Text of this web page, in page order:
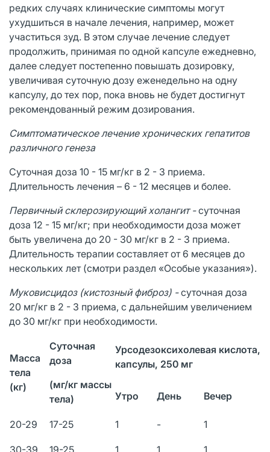
редких случаях клинические симптомы могут
ухудшиться в начале лечения, например, может
участиться зуд. В этом случае лечение следует
продолжить, принимая по одной капсуле ежедневно,
далее следует постепенно повышать дозировку,
увеличивая суточную дозу еженедельно на одну
капсулу, до тех пор, пока вновь не будет достигнут
рекомендованный режим дозирования.
Симптоматическое лечение хронических гепатитов
различного генеза
Суточная доза 10 - 15 мг/кг в 2 - 3 приема.
Длительность лечения – 6 - 12 месяцев и более.
Первичный склерозирующий холангит -cуточная
доза 12 - 15 мг/кг; при необходимости доза может
быть увеличена до 20 - 30 мг/кг в 2 - 3 приема.
Длительность терапии составляет от 6 месяцев до
нескольких лет (смотри раздел «Особые указания»).
Муковисцидоз (кистозный фиброз) -cуточная доза
20 мг/кг в 2 - 3 приема, с дальнейшим увеличением
до 30 мг/кг при необходимости.
Масса
тела
(кг)
Суточная
доза
(мг/кг массы
тела)
Урсодезоксихолевая кислота,
капсулы, 250 мг
Утро День Вечер
20-29 17-25 1 - 1
30-39 19-25 1 1 1